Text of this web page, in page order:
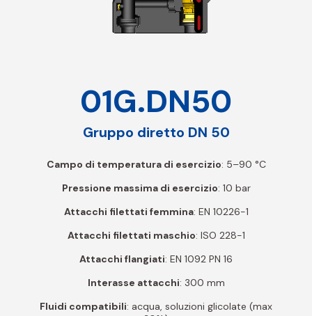
01G.DN50
Gruppo diretto DN 50
Campo di temperatura di esercizio: 5–90 °C
Pressione massima di esercizio: 10 bar
Attacchi filettati femmina: EN 10226-1
Attacchi filettati maschio: ISO 228-1
Attacchi flangiati: EN 1092 PN 16
Interasse attacchi: 300 mm
Fluidi compatibili: acqua, soluzioni glicolate (max